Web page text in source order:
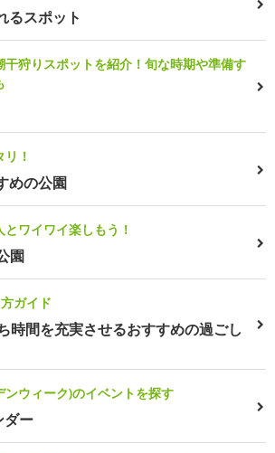
るスポット
狩りスポットを紹介！旬な時期や準備す
！
めの公園
ワイワイ楽しもう！
園
ガイド
時間を充実させるおすすめの過ごし
ンウィーク)のイベントを探す
ダー